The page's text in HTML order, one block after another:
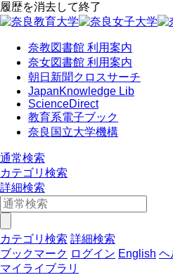
履歴を消去して終了
奈教図書館 利用案内
奈女図書館 利用案内
朝日新聞クロスサーチ
JapanKnowledge Lib
ScienceDirect
教育系電子ブック
奈良国立大学機構
通常検索
カテゴリ検索
詳細検索
カテゴリ検索 詳細検索
ブックマーク ログイン English ヘ
マイライブラリ